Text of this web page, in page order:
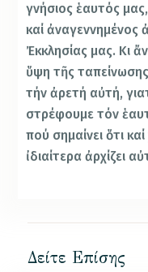
γνήσιος ἑαυτός
καί ἀναγεννημένος
Ἐκκλησίας μας. Κι
ὕψη τῆς
τήν ἀρετή αὐτή,
στρέφουμε τόν
πού σημαίνει ὅτι
ἰδιαίτερα ἀρχίζει
Δείτε Επίσης